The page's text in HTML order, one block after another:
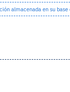
almacenada en su